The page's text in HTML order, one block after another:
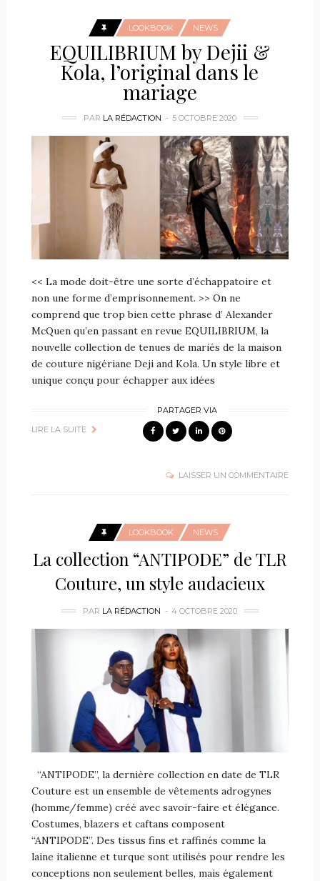
LOOKBOOK NEWS
EQUILIBRIUM by Dejii &
Kola, l’original dans le
mariage
PAR LA RÉDACTION 5 OCTOBRE 2020
<< La mode doit-être une sorte d’échappatoire et
non une forme d’emprisonnement. >> On ne
comprend que trop bien cette phrase d’ Alexander
McQuen qu’en passant en revue EQUILIBRIUM, la
nouvelle collection de tenues de mariés de la maison
de couture nigériane Deji and Kola. Un style libre et
unique conçu pour échapper aux idées
LIRE LA SUITE
PARTAGER VIA
LAISSER UN COMMENTAIRE
LOOKBOOK NEWS
La collection “ANTIPODE” de TLR
Couture, un style audacieux
PAR LA RÉDACTION 4 OCTOBRE 2020
“ANTIPODE”, la dernière collection en date de TLR
Couture est un ensemble de vêtements adrogynes
(homme/femme) créé avec savoir-faire et élégance.
Costumes, blazers et caftans composent
“ANTIPODE”. Des tissus fins et raffinés comme la
laine italienne et turque sont utilisés pour rendre les
conceptions non seulement belles, mais également